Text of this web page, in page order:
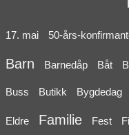
17. mai 50-års-
Barn Barnedåp Båt
Buss Butikk Bygdedag
Eldre Familie Fest